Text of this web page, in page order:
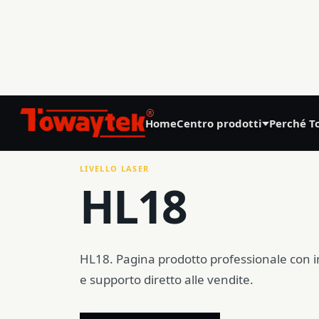
®
HomeCentro prodotti
01
Agricoltura di precisione
GNSS Land Leveling System AG808
GNSS Autosteering System AG608
Perché
Home / Centro prodotti/Costruzione di precisione/
LIVELLO LASER
HL18
HL18. Pagina prodotto professionale
e supporto diretto alle vendite.